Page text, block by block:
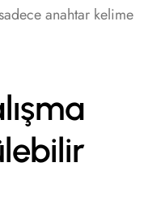
anahtar kelime